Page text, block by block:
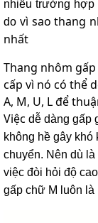
nhôm
gấp
4
khúc
Thang
nhôm
bàn
Thang
nhôm
trượt
Thương
hiệu
nhiều trường hợp
do vì sao thang
nhất
Thang nhôm
cấp vì nó có thể
A, M, U, L để
Việc dễ dàng gấp
không hề gây
chuyển. Nên dù
việc đòi hỏi độ
gấp chữ M luôn là